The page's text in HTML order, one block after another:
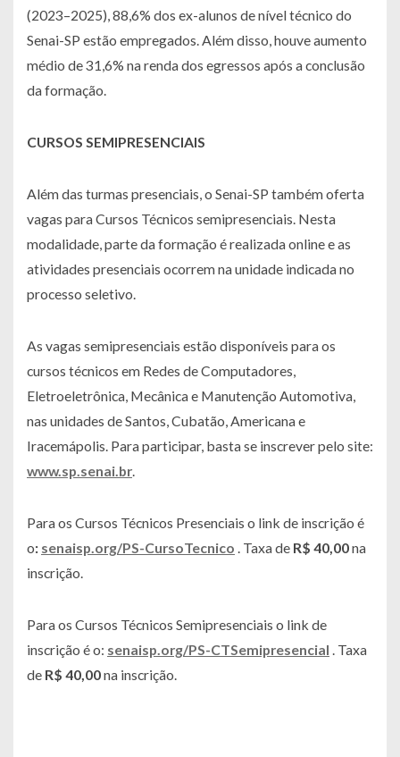
(2023–2025), 88,6% dos ex-alunos de nível técnico do
Senai-SP estão empregados. Além disso, houve aumento
médio de 31,6% na renda dos egressos após a conclusão
da formação.
CURSOS SEMIPRESENCIAIS
Além das turmas presenciais, o Senai-SP também oferta
vagas para Cursos Técnicos semipresenciais. Nesta
modalidade, parte da formação é realizada online e as
atividades presenciais ocorrem na unidade indicada no
processo seletivo.
As vagas semipresenciais estão disponíveis para os
cursos técnicos em Redes de Computadores,
Eletroeletrônica, Mecânica e Manutenção Automotiva,
nas unidades de Santos, Cubatão, Americana e
Iracemápolis. Para participar, basta se inscrever pelo site:
www.sp.senai.br.
Para os Cursos Técnicos Presenciais o link de inscrição é
o: senaisp.org/PS-CursoTecnico . Taxa de R$ 40,00na
inscrição.
Para os Cursos Técnicos Semipresenciais o link de
inscrição é o: senaisp.org/PS-CTSemipresencial . Taxa
de R$ 40,00na inscrição.